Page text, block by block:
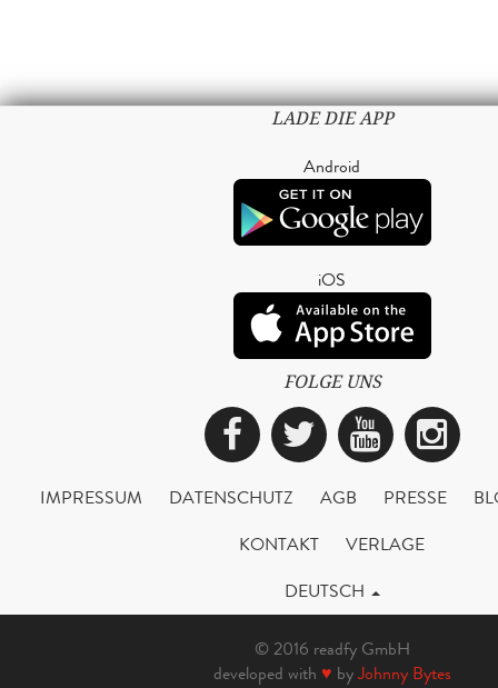
LADE DIE APP
Android
iOS
FOLGE UNS
Facebook
Twitter
IMPRESSUM DATENSCHUTZ AGB PRESSE
KONTAKT
VERLAGE
DEUTSCH
© 2016 readfy GmbH
developed with ♥ byJohnny Bytes